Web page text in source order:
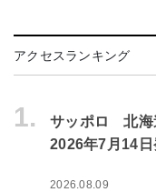
アクセスランキング
1.
サッポロ 北海
2026年7月14日
2026.08.09